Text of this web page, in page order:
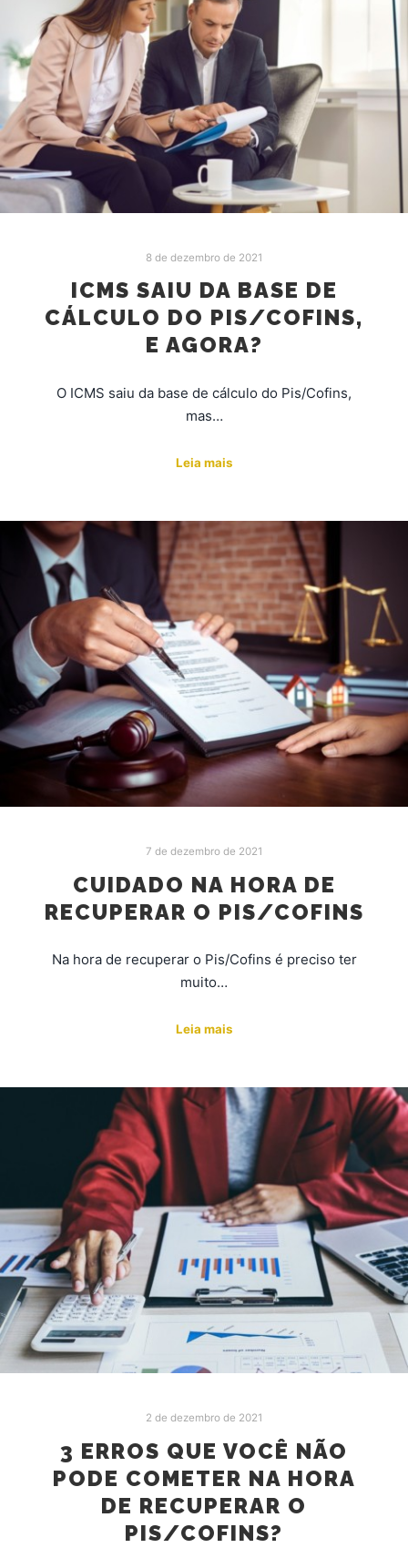
8 de dezembro de 2021
ICMS SAIU DA BASE DE
CÁLCULO DO PIS/COFINS,
E AGORA?
O ICMS saiu da base de cálculo do Pis/Cofins,
mas…
Leia mais
7 de dezembro de 2021
CUIDADO NA HORA DE
RECUPERAR O PIS/COFINS
Na hora de recuperar o Pis/Cofins é preciso ter
muito…
Leia mais
2 de dezembro de 2021
3 ERROS QUE VOCÊ NÃO
PODE COMETER NA HORA
DE RECUPERAR O
PIS/COFINS?